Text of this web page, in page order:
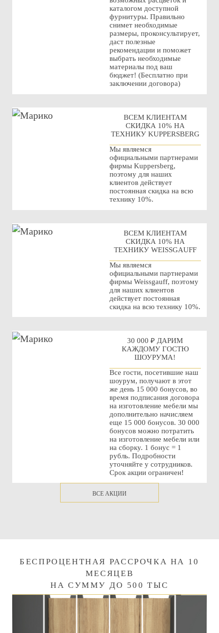
каталогом доступной
фурнитуры. Правильно
снимет необходимые
размеры, проконсультирует,
даст полезные
рекомендации и поможет
выбрать необходимые
материалы под ваш
бюджет! (Бесплатно при
заключении договора)
ВСЕМ КЛИЕНТАМ
СКИДКА 10% НА
ТЕХНИКУ KUPPERSBERG
Мы являемся
официальными партнерами
фирмы Kuppersberg,
поэтому для наших
клиентов действует
постоянная скидка на всю
технику 10%.
ВСЕМ КЛИЕНТАМ
СКИДКА 10% НА
ТЕХНИКУ WEISSGAUFF
Мы являемся
официальными партнерами
фирмы Weissgauff, поэтому
для наших клиентов
действует постоянная
скидка на всю технику 10%.
30 000 ₽ ДАРИМ
КАЖДОМУ ГОСТЮ
ШОУРУМА!
Все гости, посетившие наш
шоурум, получают в этот
же день 15 000 бонусов, во
время подписания договора
на изготовление мебели мы
дополнительно начисляем
еще 15 000 бонусов. 30 000
бонусов можно потратить
на изготовление мебели или
на сборку. 1 бонус = 1
рубль. Подробности
уточняйте у сотрудников.
Срок акции ограничен!
ВСЕ АКЦИИ
БЕСПРОЦЕНТНАЯ РАССРОЧКА НА 10
МЕСЯЦЕВ
НА СУММУ ДО 500 ТЫС